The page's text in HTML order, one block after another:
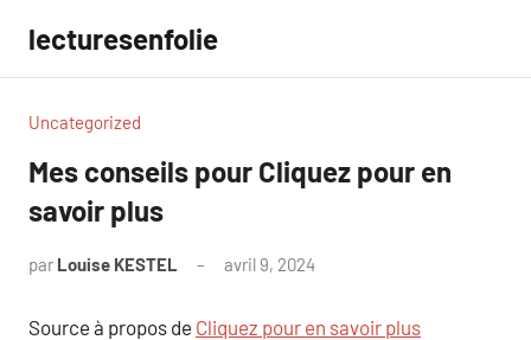
contenu
lecturesenfolie
Uncategorized
Mes conseils pour Cliquez pour en
savoir plus
par Louise KESTEL avril 9, 2024
Source à propos de Cliquez pour en savoir plus